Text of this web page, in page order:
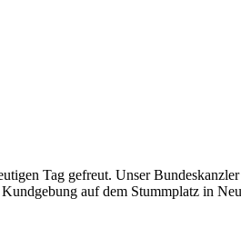
Tag gefreut. Unser
auf dem Stummplatz in